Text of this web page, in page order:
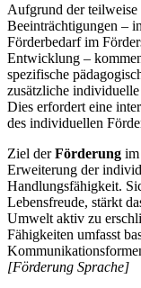
Aufgrund der
Beeinträchtigungen –
Förderbedarf im
Entwicklung –
spezifische
zusätzliche
Dies erfordert eine
des individuellen
Ziel derFörderung
Erweiterung der
Handlungsfähigkeit.
Lebensfreude, stärkt
Umwelt aktiv zu
Fähigkeiten umfasst
[Förderung Sprache]